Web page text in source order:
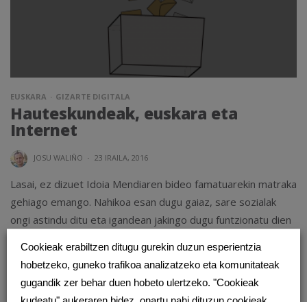
EUSKARA GIZARTE DIGITALA
Hauteskundeak, euskara eta
Internet
JOSU WALIÑO · 23 IRAILA, 2016
Lasai, ez dizuet Idoia Mendiaren bideo famatuarekin matraka
gehiago emango. Nahikoa esan dugu gaiaz, sare sozialak
ongi astindu ditu eta igandean jakingo dugu funtzionatu dien
IRAKURRI GEHIAGO
Cookieak erabiltzen ditugu gurekin duzun esperientzia
hobetzeko, guneko trafikoa analizatzeko eta komunitateak
gugandik zer behar duen hobeto ulertzeko. "Cookieak